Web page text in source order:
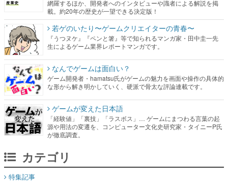
網羅するほか、開発者へのインタビューや識者による解説を掲
載。約20年の歴史が一望できる決定版！
若ゲのいたり〜ゲームクリエイターの青春〜
『うつヌケ』『ペンと箸』等で知られるマンガ家・田中圭一先
生によるゲーム業界レポートマンガです。
なんでゲームは面白い？
ゲーム開発者・hamatsu氏がゲームの魅力を画面や操作の具体的
な形から解き明かしていく、硬派で骨太な評論連載です。
ゲームが変えた日本語
「経験値」「裏技」「ラスボス」… ゲームにまつわる言葉の起
源や用法の変遷を、コンピューター文化史研究家・タイニーP氏
が徹底調査。
カテゴリ
特集記事